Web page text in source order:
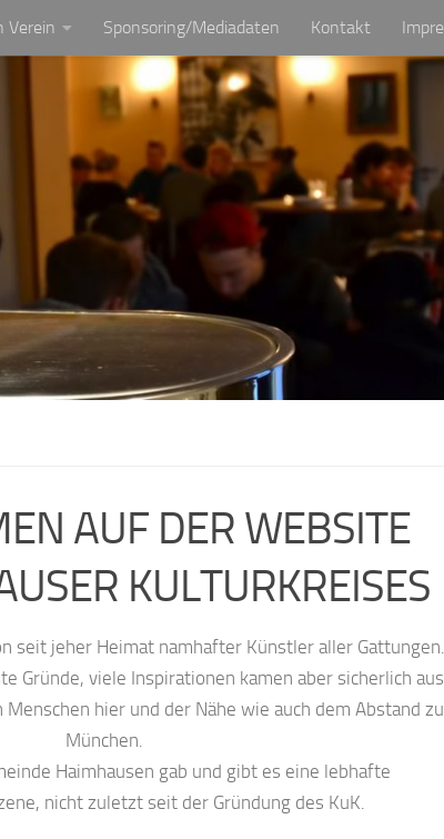
Verein Sponsoring/Mediadaten Kontakt
AUF DER WEBSITE
KULTURKREISES
seit jeher Heimat namhafter Künstler aller Gattungen.
Gründe, viele Inspirationen kamen aber sicherlich aus
hier und der Nähe wie auch dem Abstand zu
München.
Haimhausen gab und gibt es eine lebhafte
nicht zuletzt seit der Gründung des KuK.